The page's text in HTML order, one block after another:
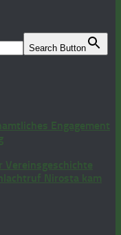
Search Button
Engagement
Vereinsgeschichte
Nirosta kam